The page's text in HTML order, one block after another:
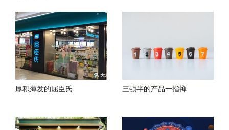
厚积薄发的屈臣氏 三顿半的产品一指禅